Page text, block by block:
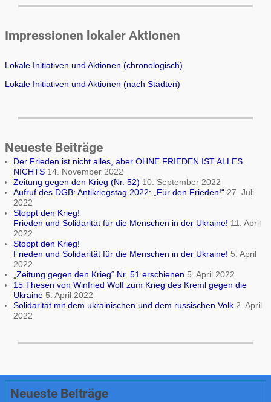
Impressionen lokaler Aktionen
Lokale Initiativen und Aktionen (chronologisch)
Lokale Initiativen und Aktionen (nach Städten)
Neueste Beiträge
Der Frieden ist nicht alles, aber OHNE FRIEDEN IST ALLES
NICHTS 14. November 2022
Zeitung gegen den Krieg (Nr. 52) 10. September 2022
Aufruf des DGB: Antikriegstag 2022: „Für den Frieden!“ 27. Juli
2022
Stoppt den Krieg!
Frieden und Solidarität für die Menschen in der Ukraine! 11. April
2022
Stoppt den Krieg!
Frieden und Solidarität für die Menschen in der Ukraine! 5. April
2022
„Zeitung gegen den Krieg“ Nr. 51 erschienen 5. April 2022
15 Thesen von Winfried Wolf zum Krieg des Kreml gegen die
Ukraine 5. April 2022
Solidarität mit dem ukrainischen und dem russischen Volk 2. April
2022
Neueste Beiträge